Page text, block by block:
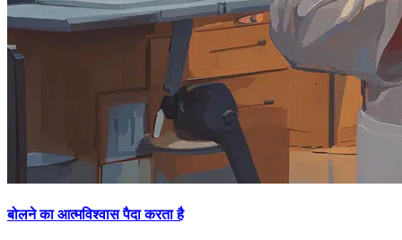
बोलने का आत्मविश्वास पैदा करता है